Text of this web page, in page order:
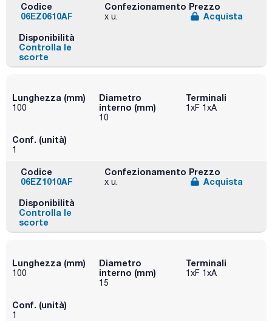
Codice
06EZ0610AF
Confezionamento
x u.
Prezzo
Acquista
Disponibilità
Controlla le
scorte
Lunghezza (mm)
100
Diametro
interno (mm)
10
Terminali
1xF 1xA
Conf. (unità)
1
Codice
06EZ1010AF
Confezionamento
x u.
Prezzo
Acquista
Disponibilità
Controlla le
scorte
Lunghezza (mm)
100
Diametro
interno (mm)
15
Terminali
1xF 1xA
Conf. (unità)
1